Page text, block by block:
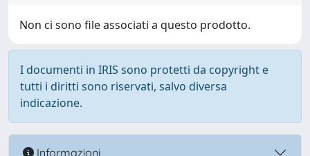
Non ci sono file associati a questo prodotto.
I documenti in IRIS sono protetti da copyright e
tutti i diritti sono riservati, salvo diversa
indicazione.
Informazioni